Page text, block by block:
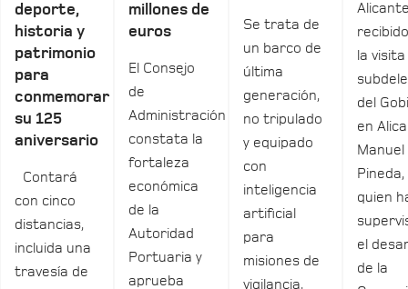
deporte,
historia y
patrimonio
para
conmemorar
su 125
aniversario
Contará
con cinco
distancias,
incluida una
travesía de
millones de
euros
El Consejo
de
Administración
constata la
fortaleza
económica
de la
Autoridad
Portuaria y
aprueba
Se trata de
un barco de
última
generación,
no tripulado
y equipado
con
inteligencia
artificial
para
misiones de
vigilancia,
la
del
en
Manuel
Pineda,
quien
el
de la